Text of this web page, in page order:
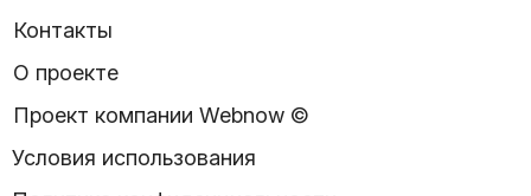
Контакты
О проекте
Проект компании Webnow ©
Условия использования